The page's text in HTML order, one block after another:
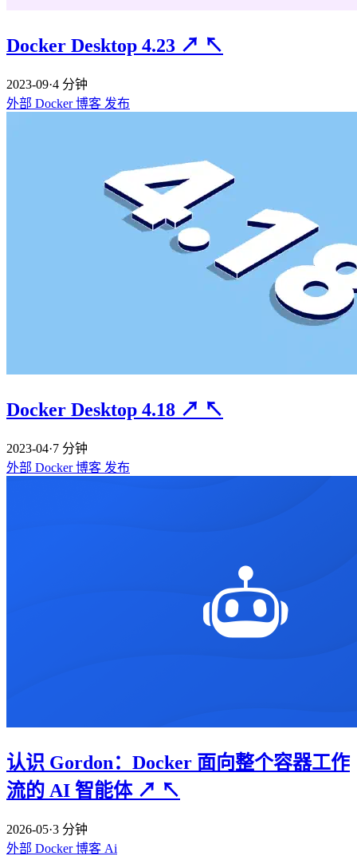
Docker Desktop 4.23 ↗ ↖
2023-09·4 分钟
外部 Docker博客 发布
Docker Desktop 4.18 ↗ ↖
2023-04·7 分钟
外部 Docker博客 发布
认识 Gordon：Docker 面向整个容器工作
流的 AI 智能体 ↗ ↖
2026-05·3 分钟
外部 Docker博客 Ai